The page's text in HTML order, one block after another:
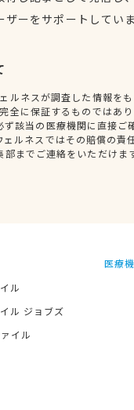
ーをサポートしてい
ルネスが調査した情報を
全に保証するものではあ
該当の医療機関に直接ご
ルネスではその賠償の責
までご連絡をいただけま
ル
ル ジョブズ
イル
医療